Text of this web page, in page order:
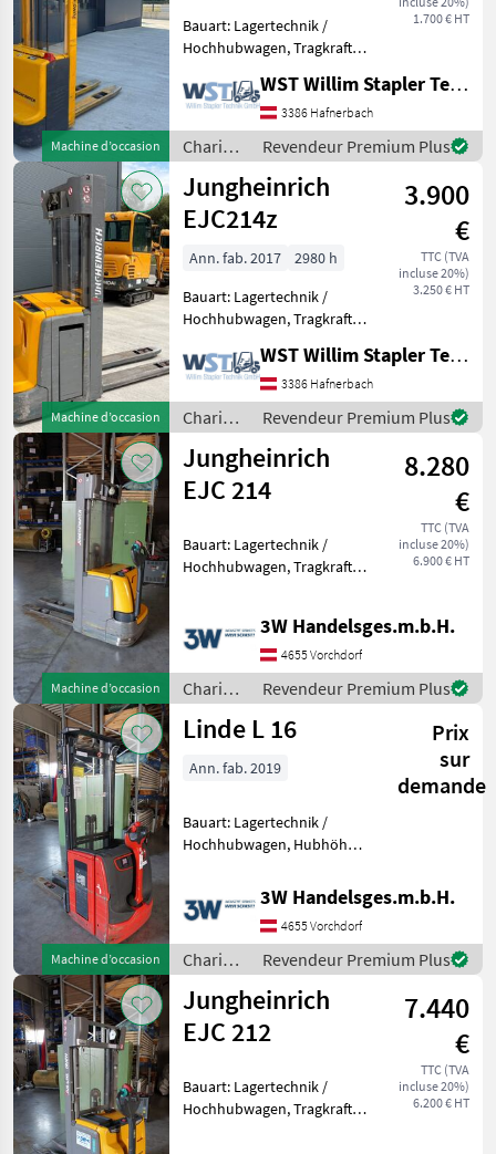
Machine d’occasion
1.700 € HT
Bauart: Lagertechnik /
Hochhubwagen, Tragkraft:
Bauhöhe: 1900mm,
Batterie: Bj. 2020 24V ,
Transpalette haute levée,
Entraînement électrique,
WST Willim Stapler Technik GmbH
3386 Hafnerbach
Chariots
élévateurs
et
techniques
de
stockage
Jungheinrich
Revendeur Premium Plus
Machine d’occasion
Jungheinrich
EJC214z
3.900
€
TTC (TVA
incluse 20%)
3.250 € HT
Ann. fab. 2017
2980 h
Bauart: Lagertechnik /
Hochhubwagen, Tragkraft:
Bauhöhe: 1890mm,
Gabellänge: 1150mm,
Batterie: PzS Bj. 2017 24V ,
Transpalette haute levée,
WST Willim Stapler Technik GmbH
3386 Hafnerbach
Chariots
élévateurs
et
techniques
de
/
Jungheinrich
Revendeur Premium Plus
Machine d’occasion
Jungheinrich
EJC 214
8.280
€
TTC (TVA
incluse 20%)
6.900 € HT
Bauart: Lagertechnik /
Hochhubwagen, Tragkraft:
Entraînement électrique, :
Transpalette haute levée, :
Entraînemen
3W Handelsges.m.b.H.
4655 Vorchdorf
Chariots
élévateurs
et
de
/
Jungheinrich
Revendeur Premium Plus
Machine d’occasion
Linde L 16
Prix
sur
demande
Ann. fab. 2019
Bauart: Lagertechnik /
Hochhubwagen, Hubhöhe:
haute levée, Entraînement
électrique, : Transpalette
haute levée, : Entraînement
électrique Chario
3W Handelsges.m.b.H.
4655 Vorchdorf
Chariots
élévateurs
et
techniques
de
/ Linde
Revendeur Premium Plus
Jungheinrich
EJC 212
7.440
€
TTC (TVA
incluse 20%)
6.200 € HT
Bauart: Lagertechnik /
Hochhubwagen, Tragkraft: